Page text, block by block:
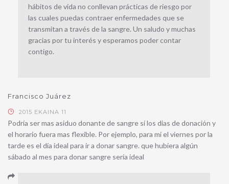
hábitos de vida no conllevan prácticas de riesgo por
las cuales puedas contraer enfermedades que se
transmitan a través de la sangre. Un saludo y muchas
gracias por tu interés y esperamos poder contar
contigo.
Francisco Juárez
2015 EKAINA 11
Podría ser mas asiduo donante de sangre sí los dias de donación y
el horario fuera mas flexible. Por ejemplo, para mi el viernes por la
tarde es el día ideal para ir a donar sangre. que hubiera algún
sábado al mes para donar sangre sería ideal